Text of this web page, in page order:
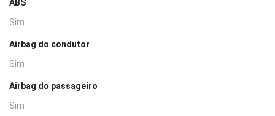
ABS
Sim
Airbag do condutor
Sim
Airbag do passageiro
Sim